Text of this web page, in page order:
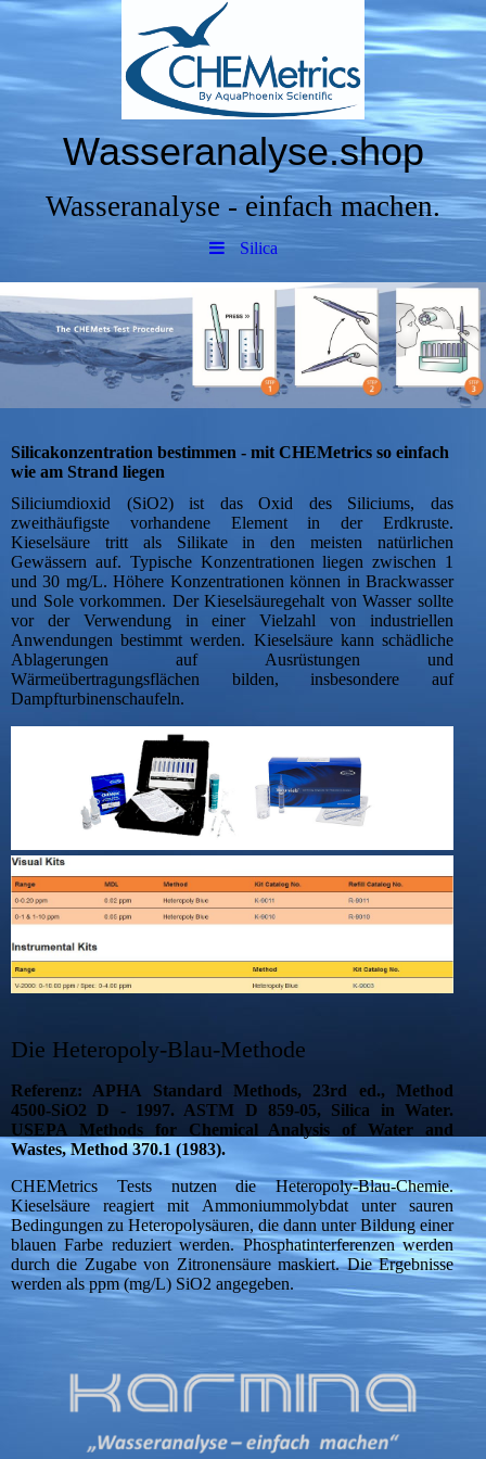
Wasseranalyse.shop
Wasseranalyse - einfach machen.
Silica
Silicakonzentration bestimmen - mit CHEMetrics so einfach
wie am Strand liegen
Siliciumdioxid (SiO2) ist das Oxid des Siliciums, das
zweithäufigste vorhandene Element in der Erdkruste.
Kieselsäure tritt als Silikate in den meisten natürlichen
Gewässern auf. Typische Konzentrationen liegen zwischen 1
und 30 mg/L. Höhere Konzentrationen können in Brackwasser
und Sole vorkommen. Der Kieselsäuregehalt von Wasser sollte
vor der Verwendung in einer Vielzahl von industriellen
Anwendungen bestimmt werden. Kieselsäure kann schädliche
Ablagerungen auf Ausrüstungen und
Wärmeübertragungsflächen bilden, insbesondere auf
Dampfturbinenschaufeln.
Die Heteropoly-Blau-Methode
Referenz: APHA Standard Methods, 23rd ed., Method
4500-SiO2 D - 1997. ASTM D 859-05, Silica in Water.
USEPA Methods for Chemical Analysis of Water and
Wastes, Method 370.1 (1983).
CHEMetrics Tests nutzen die Heteropoly-Blau-Chemie.
Kieselsäure reagiert mit Ammoniummolybdat unter sauren
Bedingungen zu Heteropolysäuren, die dann unter Bildung einer
blauen Farbe reduziert werden. Phosphatinterferenzen werden
durch die Zugabe von Zitronensäure maskiert. Die Ergebnisse
werden als ppm (mg/L) SiO2 angegeben.